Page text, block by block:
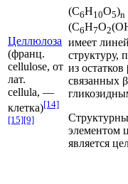
Целлюлоза
(франц.
cellulose, от
лат.
cellula, —
клет­ка)[14]
[15][9]
(C6H10O5)n
(С6Н7О2
имеет
структуру,
из
связанных
элементом
является